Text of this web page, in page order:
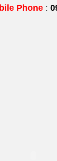
Phone :